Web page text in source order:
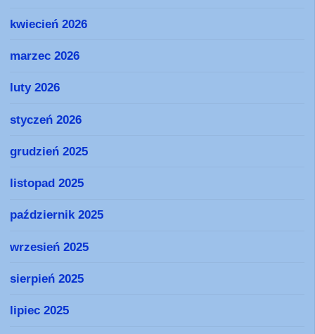
kwiecień 2026
marzec 2026
luty 2026
styczeń 2026
grudzień 2025
listopad 2025
październik 2025
wrzesień 2025
sierpień 2025
lipiec 2025